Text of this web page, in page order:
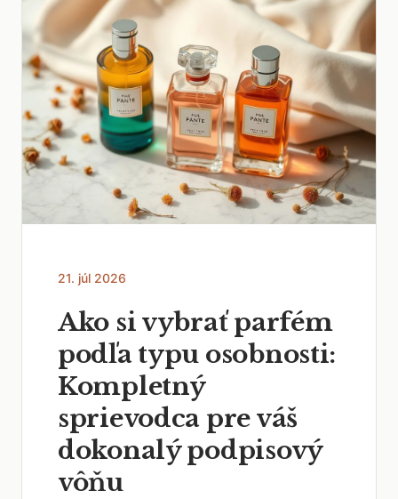
21. júl 2026
Ako si vybrať parfém
podľa typu osobnosti:
Kompletný
sprievodca pre váš
dokonalý podpisový
vôňu